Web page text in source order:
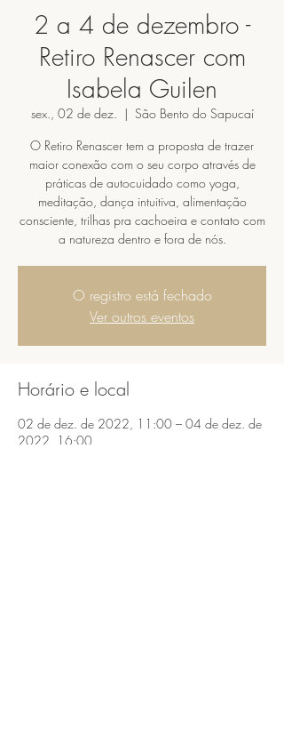
2 a 4 de dezembro -
Retiro Renascer com
Isabela Guilen
sex., 02 de dez.
  |
São Bento do Sapucaí
O Retiro Renascer tem a proposta de trazer
maior conexão com o seu corpo através de
práticas de autocuidado como yoga,
meditação, dança intuitiva, alimentação
consciente, trilhas pra cachoeira e contato com
O registro está fechado
Ver outros eventos
Horário e local
02 de dez. de 2022, 11:00 – 04 de dez. de
2022, 16:00